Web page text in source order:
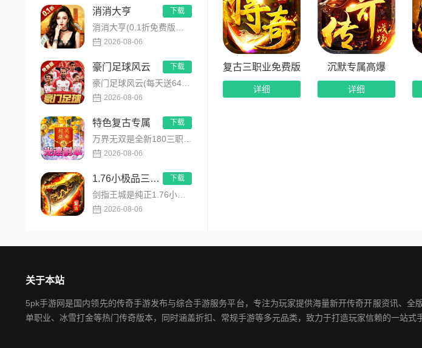
消消大亨
消消大亨(0.1折免费版送6480)是一款现代商战题材模拟经营养成手游，创新建筑合成升级玩法，不肝不氪！玩家...
2026-08-06
下载
豪门足球风云
豪门足球风云(每天送648)是FIFPRO国际职业球员协会正版授权3D足球经理手游，搭载顶级动作捕捉技术，还...
2026-08-06
下载
特色复古专属
万界无双是全新180三职业神技觉醒复古专属传奇手游，复古玩法创新升级，无套路无暗坑！全地图掉落百件专属装备，...
2026-08-06
下载
1.76小极品三职业
剑指王城是纯正1.76小极品三职业复古传奇手游，永久内置3折福利，完美复刻原版玛法画面与经典玩法！每日免费送...
2026-08-06
下载
复古三职业免费版
详细
沉默专属高爆
详细
关于本站
5pk手游网是国内领先的传奇手游发布与综合手游服务平台，专注为玩家提供海量新开传奇开服资讯、全
单职业、冰雪打金等热门传奇版本，同时涵盖折扣、常规手游等多元品类，致力于打造玩家信赖的一站式